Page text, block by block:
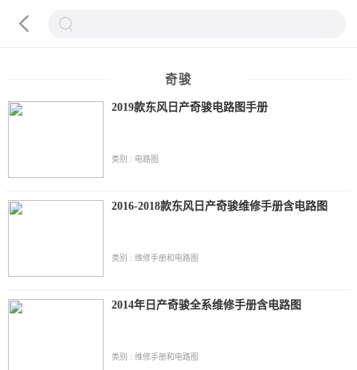
奇骏
2019款东风日产奇骏电路图手册
类别 : 电路图
2016-2018款东风日产奇骏维修手册含电路图
类别 : 维修手册和电路图
2014年日产奇骏全系维修手册含电路图
类别 : 维修手册和电路图